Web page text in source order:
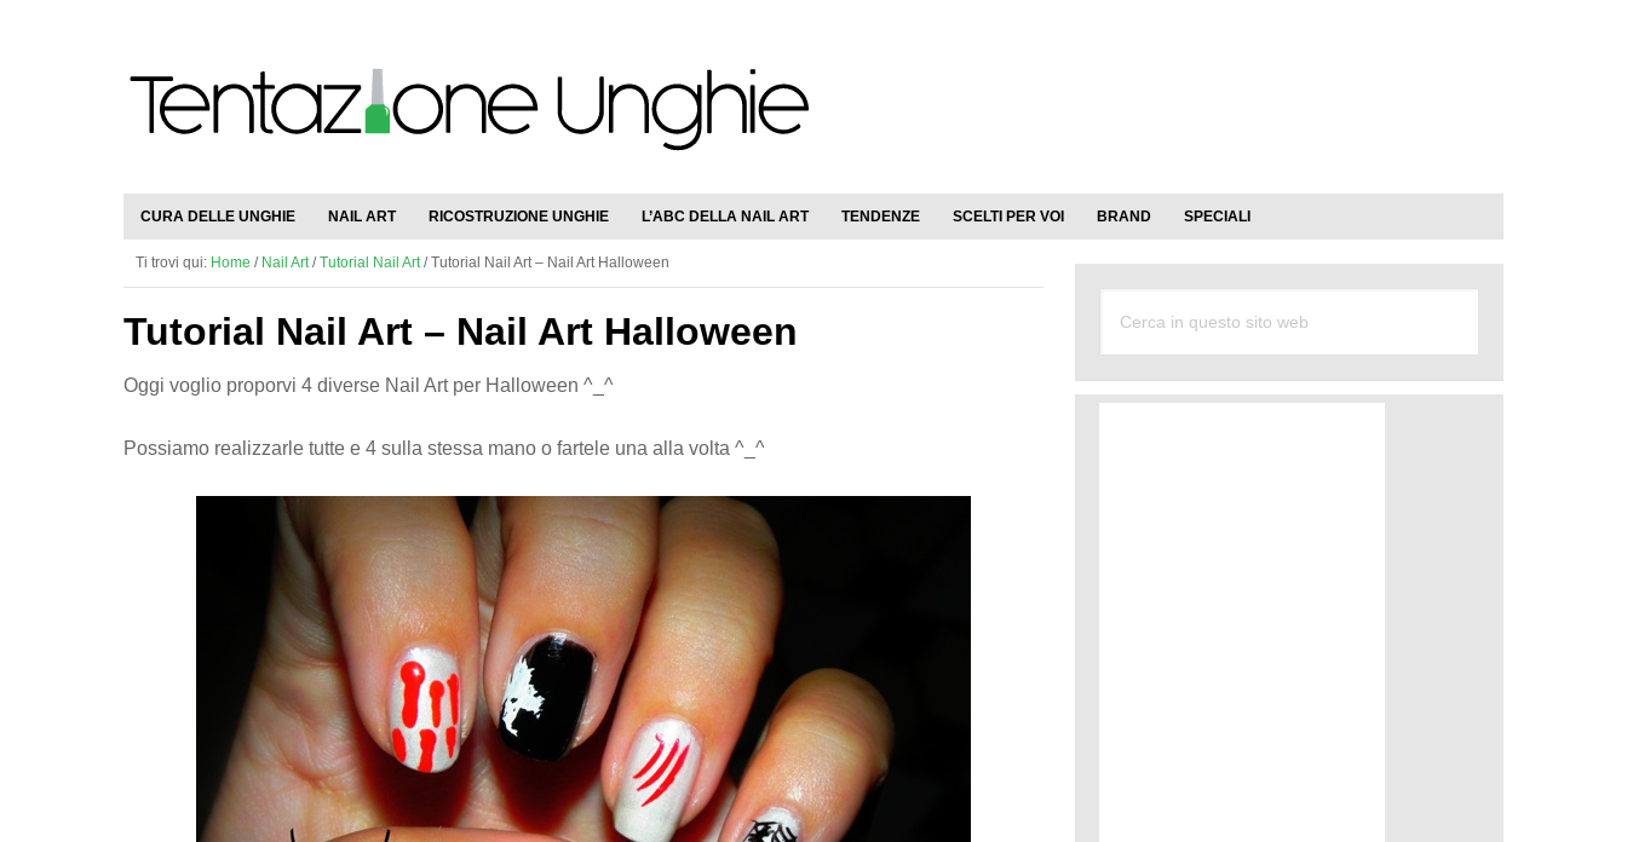
CURA DELLE UNGHIE NAIL ART RICOSTRUZIONE UNGHIE L’ABC DELLA NAIL ART TENDENZE SCELTI PER VOI BRAND SPECIALI
Ti trovi qui: Home / Nail Art / Tutorial Nail Art /Tutorial Nail Art – Nail Art Halloween
Tutorial Nail Art – Nail Art Halloween
Oggi voglio proporvi 4 diverse Nail Art per Halloween ^_^
Possiamo realizzarle tutte e 4 sulla stessa mano o fartele una alla volta ^_^